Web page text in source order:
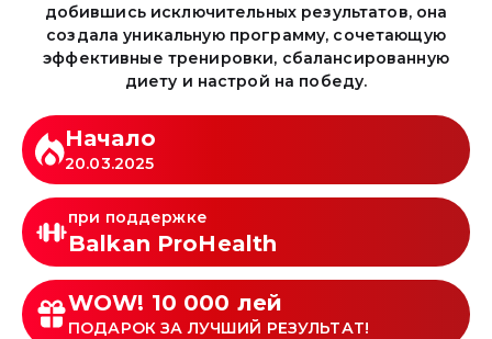
добившись исключительных результатов, она
создала уникальную программу, сочетающую
эффективные тренировки, сбалансированную
диету и настрой на победу.
Начало
20.03.2025
при поддержке
Balkan ProHealth
WOW! 10 000 лей
ПОДАРОК ЗА ЛУЧШИЙ РЕЗУЛЬТАТ!